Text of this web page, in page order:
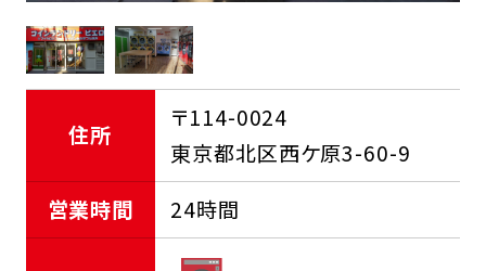
住所
〒114-0024
東京都北区西ケ原3-60-9
営業時間
24時間